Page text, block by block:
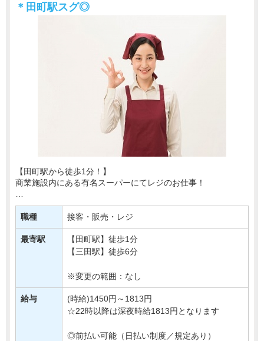
＊田町駅スグ◎
【田町駅から徒歩1分！】
商業施設内にある有名スーパーにてレジのお仕事！
あなたには、レジでの商品の清算や、
買い物かごの片付けなどをおまかせ♪
とってもシンプルなお仕事なので
はじめてさんでも安心・・・
職種 接客・販売・レジ
最寄駅
【田町駅】徒歩1分
【三田駅】徒歩6分
※変更の範囲：なし
給与
(時給)1450円～1813円
☆22時以降は深夜時給1813円となります
◎前払い可能（日払い制度／規定あり）